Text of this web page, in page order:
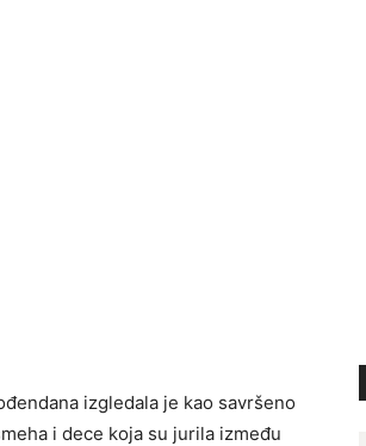
izgledala je kao savršeno
i dece koja su jurila između